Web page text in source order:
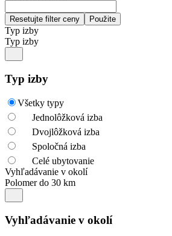
Typ izby
Typ izby
Typ izby
Všetky typy
Jednolôžková izba
Dvojlôžková izba
Spoločná izba
Celé ubytovanie
Vyhľadávanie v okolí
Polomer do 30 km
Vyhľadávanie v okolí